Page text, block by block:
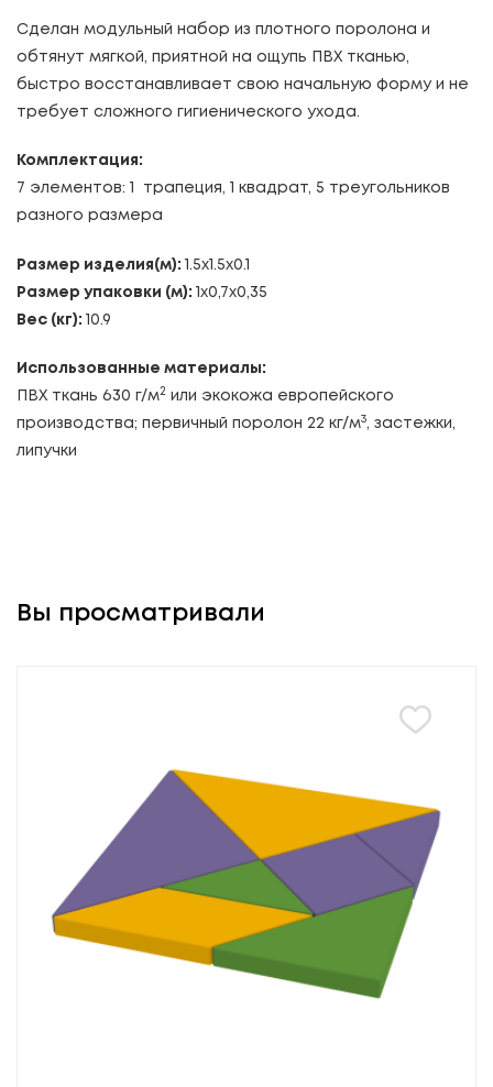
Сделан модульный набор из плотного поролона и
обтянут мягкой, приятной на ощупь ПВХ тканью,
быстро восстанавливает свою начальную форму и не
требует сложного гигиенического ухода.
Комплектация:
7 элементов: 1 трапеция, 1 квадрат, 5 треугольников
разного размера
Размер изделия(м): 1.5x1.5x0.1
Размер упаковки (м): 1х0,7х0,35
Вес (кг): 10.9
Использованные материалы:
ПВХ ткань 630 г/м2 или экокожа европейского
производства; первичный поролон 22 кг/м3, застежки,
липучки
Вы просматривали